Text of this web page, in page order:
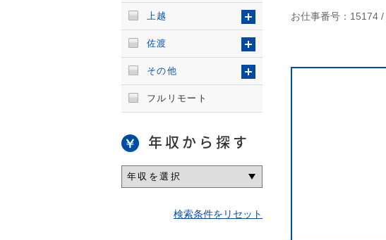
お仕事番号：15174 /
上越
佐渡
その他
フルリモート
年収から探す
検索条件をリセット